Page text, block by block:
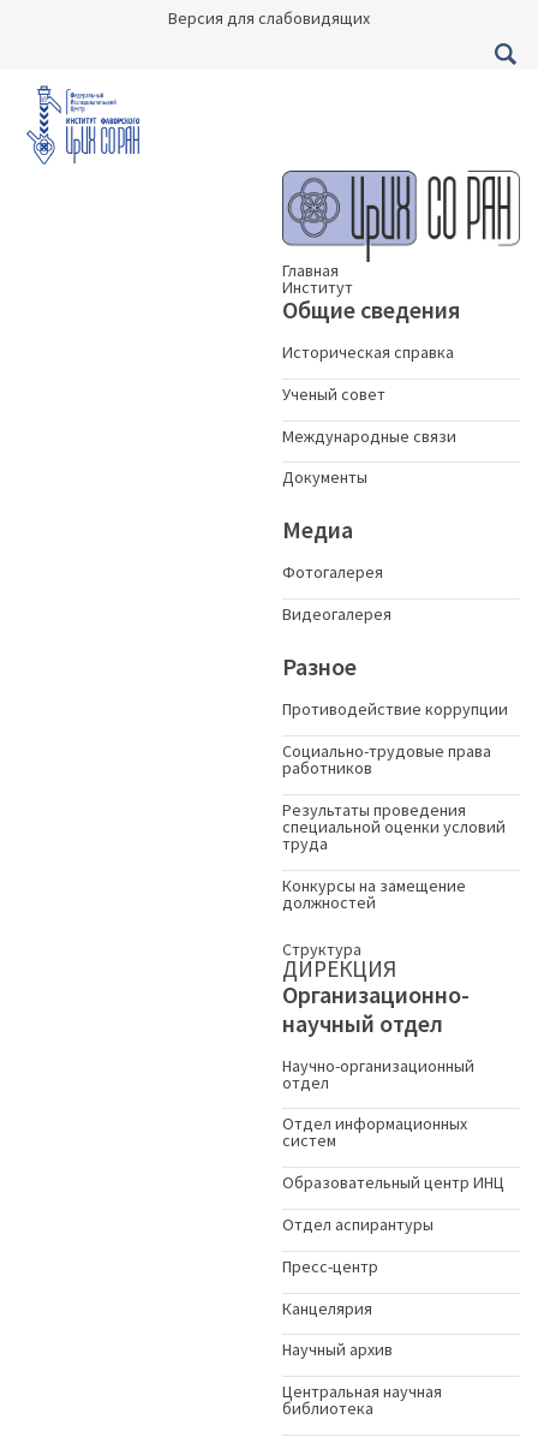
Версия для слабовидящих
Главная
Институт
Общие сведения
Историческая справка
Ученый совет
Международные связи
Документы
Медиа
Фотогалерея
Видеогалерея
Разное
Противодействие коррупции
Социально-трудовые права
работников
Результаты проведения
специальной оценки условий
труда
Конкурсы на замещение
должностей
Структура
ДИРЕКЦИЯ
Организационно-
научный отдел
Научно-организационный
отдел
Отдел информационных
систем
Образовательный центр ИНЦ
Отдел аспирантуры
Пресс-центр
Канцелярия
Научный архив
Центральная научная
библиотека